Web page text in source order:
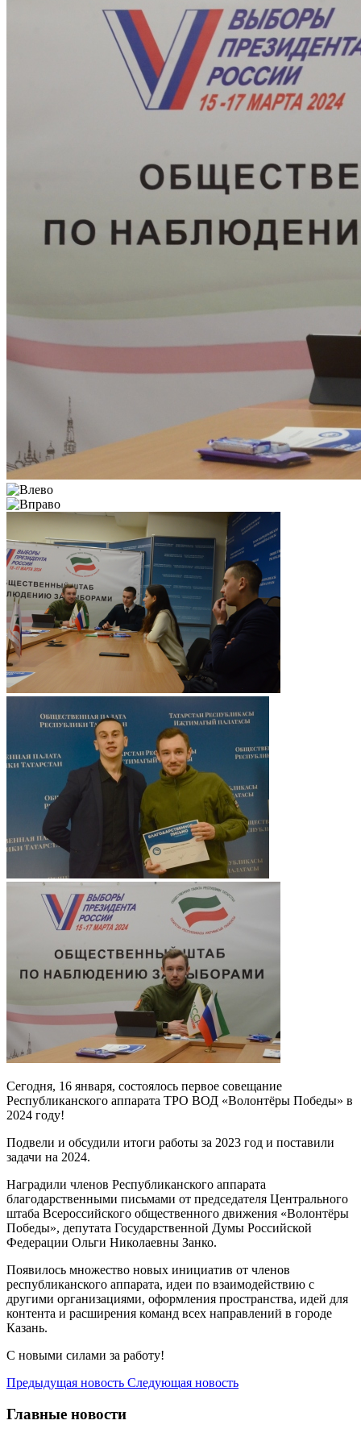
Сегодня, 16 января, состоялось первое совещание
Республиканского аппарата ТРО ВОД «Волонтёры Победы» в
2024 году!
Подвели и обсудили итоги работы за 2023 год и поставили
задачи на 2024.
Наградили членов Республиканского аппарата
благодарственными письмами от председателя Центрального
штаба Всероссийского общественного движения «Волонтёры
Победы», депутата Государственной Думы Российской
Федерации Ольги Николаевны Занко.
Появилось множество новых инициатив от членов
республиканского аппарата, идеи по взаимодействию с
другими организациями, оформления пространства, идей для
контента и расширения команд всех направлений в городе
Казань.
С новыми силами за работу!
Предыдущая новость Следующая новость
Главные новости